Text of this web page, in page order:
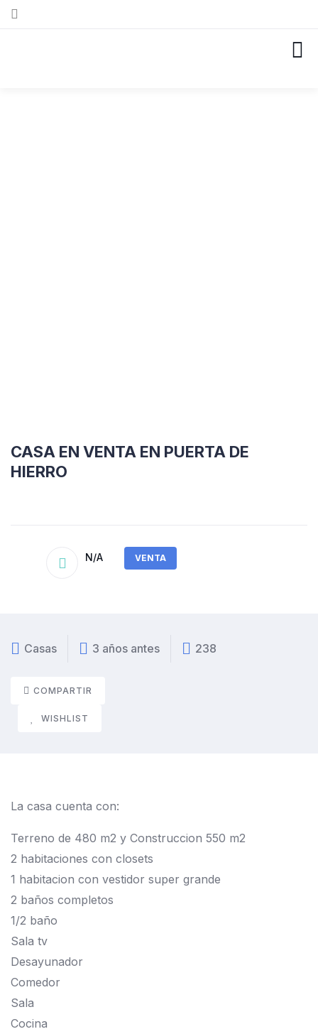
CASA EN VENTA EN PUERTA DE
HIERRO
N/A VENTA
Casas 3 años antes 238
COMPARTIR
WISHLIST
La casa cuenta con:
Terreno de 480 m2 y Construccion 550 m2
2 habitaciones con closets
1 habitacion con vestidor super grande
2 baños completos
1/2 baño
Sala tv
Desayunador
Comedor
Sala
Cocina